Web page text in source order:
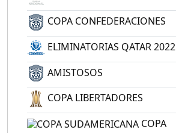
COPA CONFEDERACIONES
ELIMINATORIAS QATAR 2022
AMISTOSOS
COPA LIBERTADORES
COPA